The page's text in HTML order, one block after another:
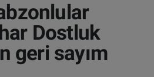
Dostluk
geri sayım
ve Fikstür